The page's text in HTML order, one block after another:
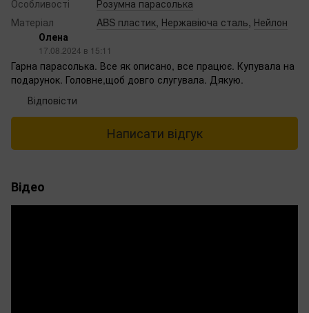
Особливості
Розумна парасолька
Матеріал
ABS пластик, Нержавіюча сталь, Нейлон
Олена
17.08.2024 в 15:11
Гарна парасолька. Все як описано, все працює. Купувала на
подарунок. Головне,щоб довго слугувала. Дякую.
Відповісти
Написати відгук
Відео